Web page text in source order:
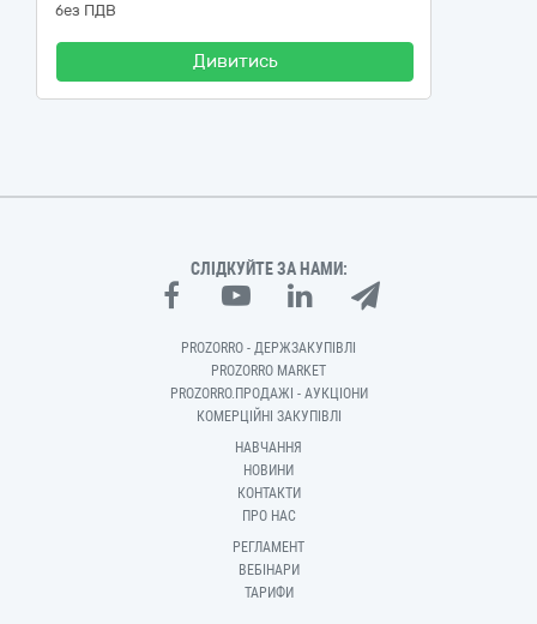
без ПДВ
Дивитись
СЛІДКУЙТЕ ЗА НАМИ:
PROZORRO - ДЕРЖЗАКУПІВЛІ
PROZORRO MARKET
PROZORRO.ПРОДАЖІ - АУКЦІОНИ
КОМЕРЦІЙНІ ЗАКУПІВЛІ
НАВЧАННЯ
НОВИНИ
КОНТАКТИ
ПРО НАС
РЕГЛАМЕНТ
ВЕБІНАРИ
ТАРИФИ